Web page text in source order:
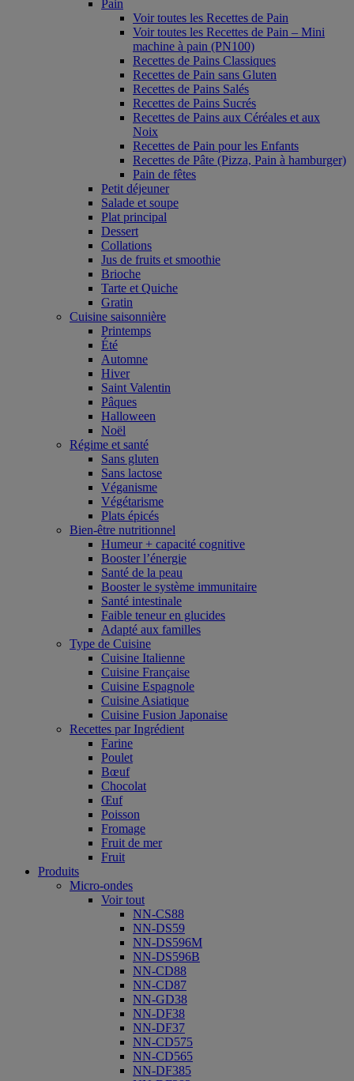
Pain
Voir toutes les Recettes de Pain
Voir toutes les Recettes de Pain – Mini
machine à pain (PN100)
Recettes de Pains Classiques
Recettes de Pain sans Gluten
Recettes de Pains Salés
Recettes de Pains Sucrés
Recettes de Pains aux Céréales et aux
Noix
Recettes de Pain pour les Enfants
Recettes de Pâte (Pizza, Pain à hamburger)
Pain de fêtes
Petit déjeuner
Salade et soupe
Plat principal
Dessert
Collations
Jus de fruits et smoothie
Brioche
Tarte et Quiche
Gratin
Cuisine saisonnière
Printemps
Été
Automne
Hiver
Saint Valentin
Pâques
Halloween
Noël
Régime et santé
Sans gluten
Sans lactose
Véganisme
Végétarisme
Plats épicés
Bien-être nutritionnel
Humeur + capacité cognitive
Booster l’énergie
Santé de la peau
Booster le système immunitaire
Santé intestinale
Faible teneur en glucides
Adapté aux familles
Type de Cuisine
Cuisine Italienne
Cuisine Française
Cuisine Espagnole
Cuisine Asiatique
Cuisine Fusion Japonaise
Recettes par Ingrédient
Farine
Poulet
Bœuf
Chocolat
Œuf
Poisson
Fromage
Fruit de mer
Fruit
Produits
Micro-ondes
Voir tout
NN-CS88
NN-DS59
NN-DS596M
NN-DS596B
NN-CD88
NN-CD87
NN-GD38
NN-DF38
NN-DF37
NN-CD575
NN-CD565
NN-DF385